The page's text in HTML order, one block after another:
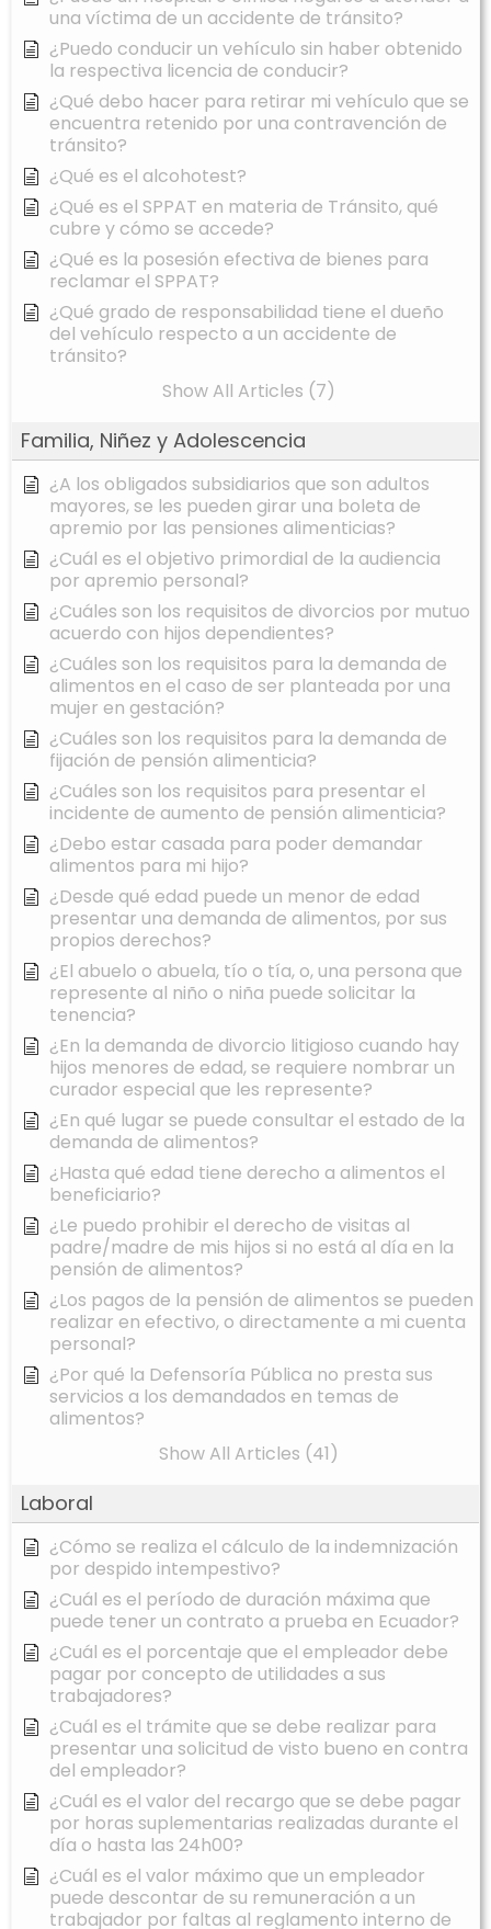
una víctima de un accidente de tránsito?
¿Puedo conducir un vehículo sin haber obtenido
la respectiva licencia de conducir?
¿Qué debo hacer para retirar mi vehículo que se
encuentra retenido por una contravención de
tránsito?
¿Qué es el alcohotest?
¿Qué es el SPPAT en materia de Tránsito, qué
cubre y cómo se accede?
¿Qué es la posesión efectiva de bienes para
reclamar el SPPAT?
¿Qué grado de responsabilidad tiene el dueño
del vehículo respecto a un accidente de
tránsito?
Show All Articles (7)
Familia, Niñez y Adolescencia
¿A los obligados subsidiarios que son adultos
mayores, se les pueden girar una boleta de
apremio por las pensiones alimenticias?
¿Cuál es el objetivo primordial de la audiencia
por apremio personal?
¿Cuáles son los requisitos de divorcios por mutuo
acuerdo con hijos dependientes?
¿Cuáles son los requisitos para la demanda de
alimentos en el caso de ser planteada por una
mujer en gestación?
¿Cuáles son los requisitos para la demanda de
fijación de pensión alimenticia?
¿Cuáles son los requisitos para presentar el
incidente de aumento de pensión alimenticia?
¿Debo estar casada para poder demandar
alimentos para mi hijo?
¿Desde qué edad puede un menor de edad
presentar una demanda de alimentos, por sus
propios derechos?
¿El abuelo o abuela, tío o tía, o, una persona que
represente al niño o niña puede solicitar la
tenencia?
¿En la demanda de divorcio litigioso cuando hay
hijos menores de edad, se requiere nombrar un
curador especial que les represente?
¿En qué lugar se puede consultar el estado de la
demanda de alimentos?
¿Hasta qué edad tiene derecho a alimentos el
beneficiario?
¿Le puedo prohibir el derecho de visitas al
padre/madre de mis hijos si no está al día en la
pensión de alimentos?
¿Los pagos de la pensión de alimentos se pueden
realizar en efectivo, o directamente a mi cuenta
personal?
¿Por qué la Defensoría Pública no presta sus
servicios a los demandados en temas de
alimentos?
Show All Articles (41)
Laboral
¿Cómo se realiza el cálculo de la indemnización
por despido intempestivo?
¿Cuál es el período de duración máxima que
puede tener un contrato a prueba en Ecuador?
¿Cuál es el porcentaje que el empleador debe
pagar por concepto de utilidades a sus
trabajadores?
¿Cuál es el trámite que se debe realizar para
presentar una solicitud de visto bueno en contra
del empleador?
¿Cuál es el valor del recargo que se debe pagar
por horas suplementarias realizadas durante el
día o hasta las 24h00?
¿Cuál es el valor máximo que un empleador
puede descontar de su remuneración a un
trabajador por faltas al reglamento interno de